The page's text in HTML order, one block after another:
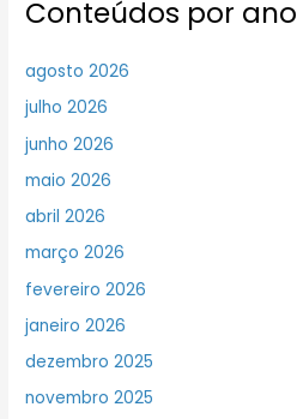
Conteúdos por ano
agosto 2026
julho 2026
junho 2026
maio 2026
abril 2026
março 2026
fevereiro 2026
janeiro 2026
dezembro 2025
novembro 2025